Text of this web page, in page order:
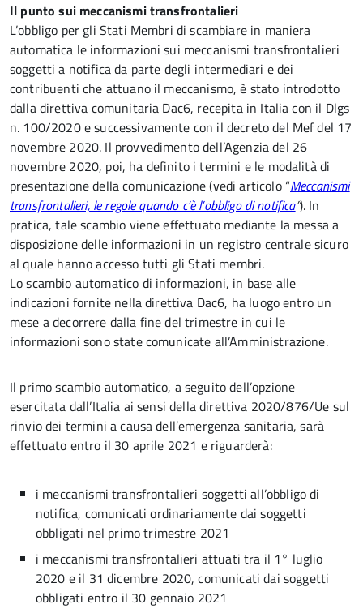
Il punto sui meccanismi transfrontalieri
L’obbligo per gli Stati Membri di scambiare in maniera
automatica le informazioni sui meccanismi transfrontalieri
soggetti a notifica da parte degli intermediari e dei
contribuenti che attuano il meccanismo, è stato introdotto
dalla direttiva comunitaria Dac6, recepita in Italia con il Dlgs
n. 100/2020 e successivamente con il decreto del Mef del 17
novembre 2020. Il provvedimento dell’Agenzia del 26
novembre 2020, poi, ha definito i termini e le modalità di
presentazione della comunicazione (vedi articolo “Meccanismi
transfrontalieri, le regole quando c’è l’obbligo di notifica”). In
pratica, tale scambio viene effettuato mediante la messa a
disposizione delle informazioni in un registro centrale sicuro
al quale hanno accesso tutti gli Stati membri.
Lo scambio automatico di informazioni, in base alle
indicazioni fornite nella direttiva Dac6, ha luogo entro un
mese a decorrere dalla fine del trimestre in cui le
informazioni sono state comunicate all’Amministrazione.
Il primo scambio automatico, a seguito dell’opzione
esercitata dall’Italia ai sensi della direttiva 2020/876/Ue sul
rinvio dei termini a causa dell’emergenza sanitaria, sarà
effettuato entro il 30 aprile 2021 e riguarderà:
i meccanismi transfrontalieri soggetti all’obbligo di
notifica, comunicati ordinariamente dai soggetti
obbligati nel primo trimestre 2021
i meccanismi transfrontalieri attuati tra il 1° luglio
2020 e il 31 dicembre 2020, comunicati dai soggetti
obbligati entro il 30 gennaio 2021